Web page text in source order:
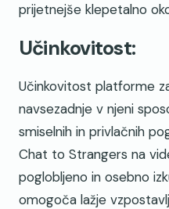
prijetnejše klepetalno
Učinkovitost:
Učinkovitost platforme
navsezadnje v njeni
smiselnih in privlačnih
Chat to Strangers na
poglobljeno in osebno
omogoča lažje